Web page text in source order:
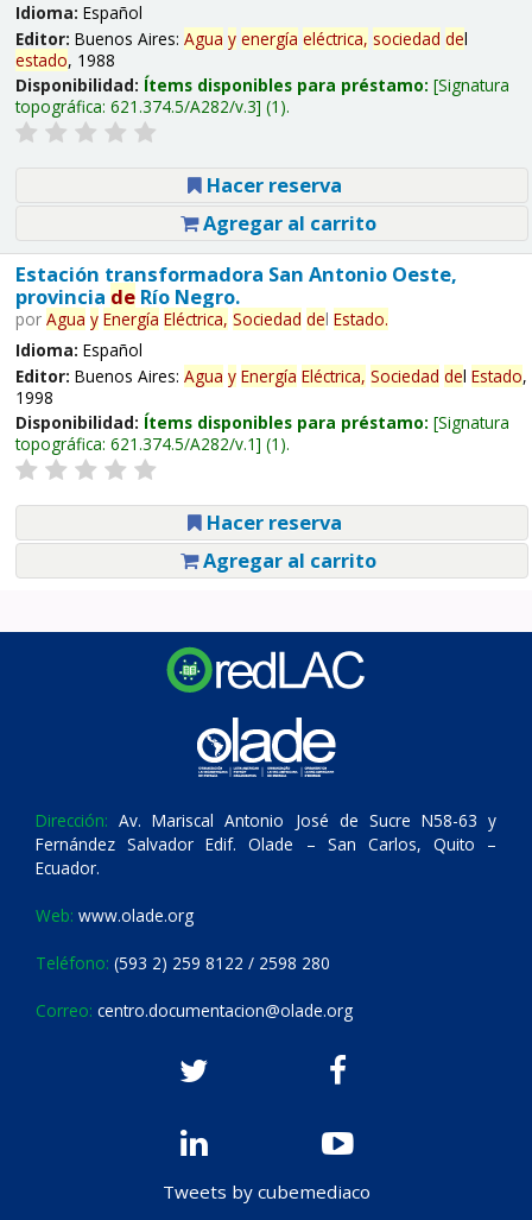
Idioma: Español
Editor: Buenos Aires: Agua y energía eléctrica, sociedad del
estado, 1988
Disponibilidad: Ítems disponibles para préstamo: Signatura
topográfica: 621.374.5/A282/v.3 (1).
Hacer reserva
Agregar al carrito
Estación transformadora San Antonio Oeste,
provincia deRío Negro.
por Agua y Energía Eléctrica, Sociedad del Estado.
Idioma: Español
Editor: Buenos Aires: Agua y Energía Eléctrica, Sociedad del Estado,
1998
Disponibilidad: Ítems disponibles para préstamo: Signatura
topográfica: 621.374.5/A282/v.1 (1).
Hacer reserva
Agregar al carrito
Dirección: Av. Mariscal Antonio José de Sucre N58-63 y
Fernández Salvador Edif. Olade – San Carlos, Quito –
Ecuador.
Web: www.olade.org
Teléfono: (593 2) 259 8122 / 2598 280
Correo: centro.documentacion@olade.org
Tweets by cubemediaco